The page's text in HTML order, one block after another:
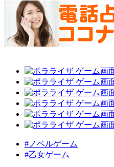
#ノベルゲーム
#乙女ゲーム